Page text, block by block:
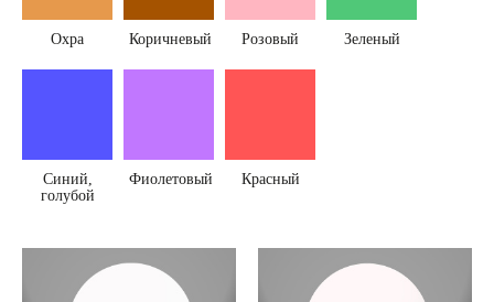
Охра Коричневый Розовый Зеленый
Синий,
голубой
Фиолетовый Красный